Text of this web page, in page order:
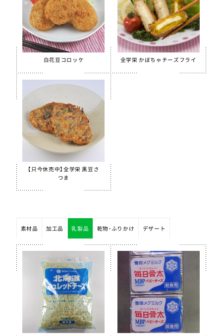
白花豆コロッケ 全学栄 かぼちゃチーズフライ
【只今休売中】全学栄 黒豆さ
つま
素材品 加工品 乳製品 乾物・ふりかけ デザート